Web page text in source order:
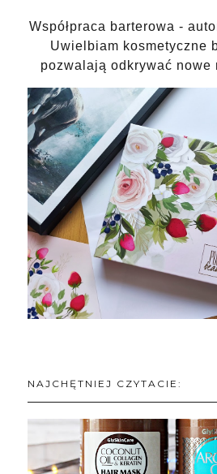
Współpraca barterowa -
Uwielbiam kosmetyczne
pozwalają odkrywać
NAJCHĘTNIEJ CZYTACIE: